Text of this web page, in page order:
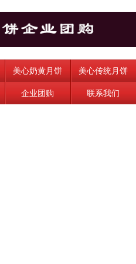
美心奶黄月饼 美心传统月饼
企业团购 联系我们